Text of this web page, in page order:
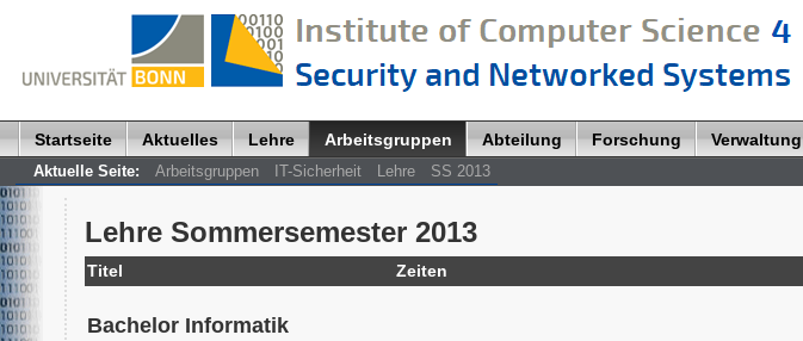
Startseite Aktuelles Lehre Arbeitsgruppen Abteilung Forschung Verwaltung
Aktuelle Seite: Arbeitsgruppen IT-Sicherheit Lehre SS 2013
Lehre Sommersemester 2013
Titel Zeiten
Bachelor Informatik